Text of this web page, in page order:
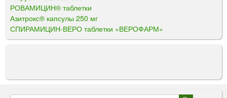
РОВАМИЦИН® таблетки
Азитрокс® капсулы 250 мг
СПИРАМИЦИН-ВЕРО таблетки «ВЕРОФАРМ»